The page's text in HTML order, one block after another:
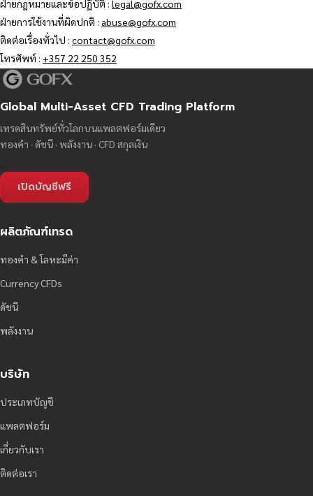
ฝ่ายกฎหมายและข้อปฏิบัติ : legal@gofx.com
ฝ่ายการใช้งานที่ผิดปกติ : abuse@gofx.com
ติดต่อเรื่องทั่วไป : contact@gofx.com
โทรศัพท์ : +357 22 250 352
Global Multi-Asset CFD Trading Platform
เทรดสินทรัพย์ทั่วโลกบนแพลตฟอร์มเดียว
ทองคำ · ดัชนี · พลังงาน · CFD สกุลเงิน
เปิดบัญชีฟรี
ผลิตภัณฑ์เทรด
ทองคำ & โลหะมีค่า
Currency CFDs
ดัชนี
พลังงาน
บริษัท
ประเภทบัญชี
แพลตฟอร์ม
เกี่ยวกับเรา
ติดต่อเรา